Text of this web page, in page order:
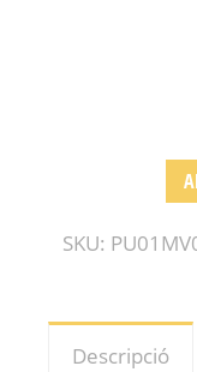
SKU:
Descripció